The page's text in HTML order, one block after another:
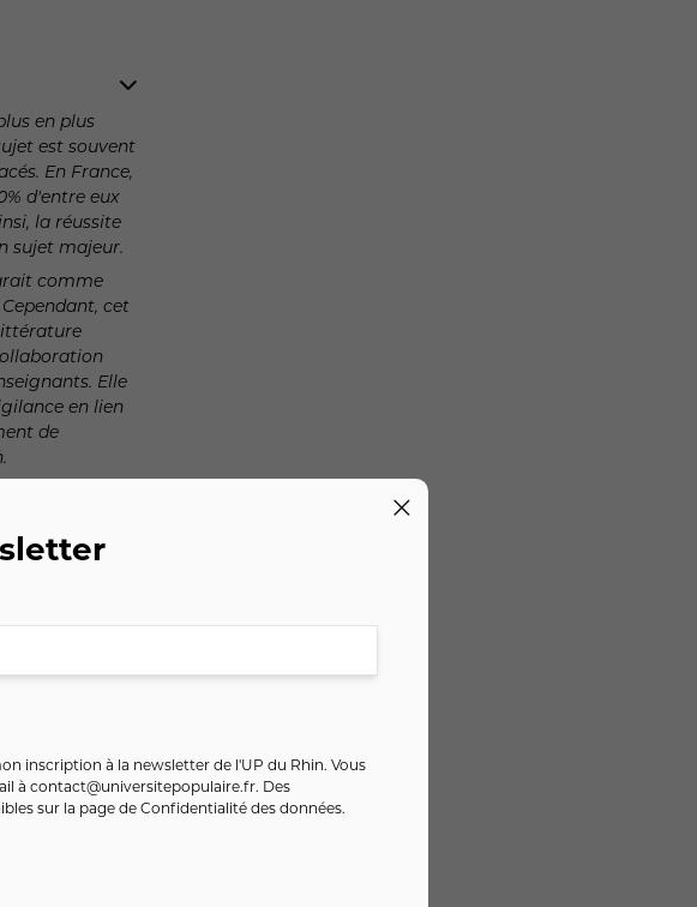
en plus
est souvent
En France,
d'entre eux
la réussite
sujet majeur.
comme
cet
Elle
en lien
de
Alsace
inscription à la newsletter de l'UP du Rhin. Vous
à contact@universitepopulaire.fr. Des
sur la page deConfidentialité des données.